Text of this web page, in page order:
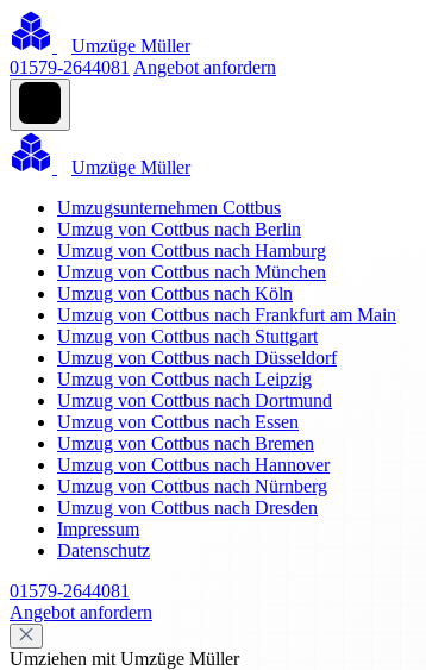
Umzüge Müller
01579-2644081 Angebot anfordern
Umzüge Müller
Umzugsunternehmen Cottbus
Umzug von Cottbus nach Berlin
Umzug von Cottbus nach Hamburg
Umzug von Cottbus nach München
Umzug von Cottbus nach Köln
Umzug von Cottbus nach Frankfurt am Main
Umzug von Cottbus nach Stuttgart
Umzug von Cottbus nach Düsseldorf
Umzug von Cottbus nach Leipzig
Umzug von Cottbus nach Dortmund
Umzug von Cottbus nach Essen
Umzug von Cottbus nach Bremen
Umzug von Cottbus nach Hannover
Umzug von Cottbus nach Nürnberg
Umzug von Cottbus nach Dresden
Impressum
Datenschutz
01579-2644081
Angebot anfordern
Umziehen mit Umzüge Müller